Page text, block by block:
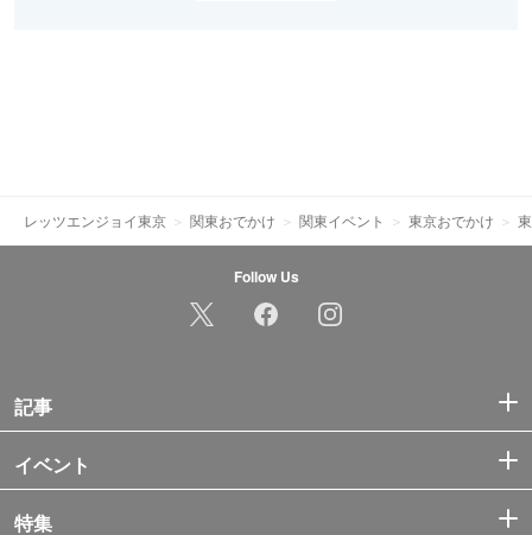
レッツエンジョイ東京 関東おでかけ 関東イベント 東京おでかけ
Follow Us
記事
イベント
特集